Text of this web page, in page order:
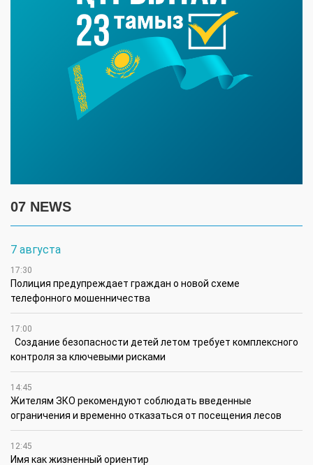
07 NEWS
7 августа
17:30
Полиция предупреждает граждан о новой схеме
телефонного мошенничества
17:00
Создание безопасности детей летом требует комплексного
контроля за ключевыми рисками
14:45
Жителям ЗКО рекомендуют соблюдать введенные
ограничения и временно отказаться от посещения лесов
12:45
Имя как жизненный ориентир